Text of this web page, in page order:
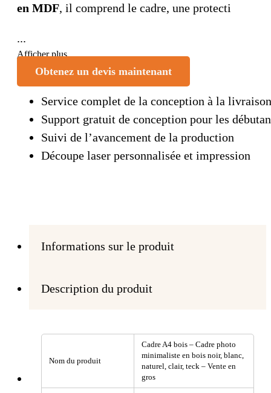
en MDF, il comprend le cadre, une protecti
...
Afficher plus
Obtenez un devis maintenant
Service complet de la conception à la livraison
Support gratuit de conception pour les
Suivi de l’avancement de la production
Découpe laser personnalisée et impression
Informations sur le produit
Description du produit
Nom du produit
Cadre A4 bois – Cadre photo
minimaliste en bois noir, blanc,
naturel, clair, teck – Vente en
gros